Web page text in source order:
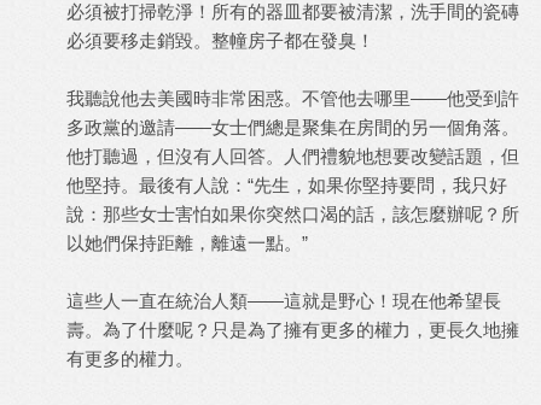
必須被打掃乾淨！所有的器皿都要被清潔，洗手間的瓷磚
必須要移走銷毀。整幢房子都在發臭！
我聽說他去美國時非常困惑。不管他去哪里——他受到許
多政黨的邀請——女士們總是聚集在房間的另一個角落。
他打聽過，但沒有人回答。人們禮貌地想要改變話題，但
他堅持。最後有人說：“先生，如果你堅持要問，我只好
說：那些女士害怕如果你突然口渴的話，該怎麼辦呢？所
以她們保持距離，離遠一點。”
這些人一直在統治人類——這就是野心！現在他希望長
壽。為了什麼呢？只是為了擁有更多的權力，更長久地擁
有更多的權力。